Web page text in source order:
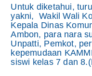
Untuk diketahui,
yakni, Wakil Wali
Kepala Dinas
Ambon, para nara
Unpatti, Pemkot,
kepemudaan
siswi kelas 7 dan